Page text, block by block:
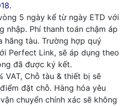
5 ngày kể từ ngày ETD với
nhập. Phí thanh toán chậm áp
hãng tàu. Trường hợp quý
Perfect Link, sẽ áp dụng theo
đã được ký kết.
VAT, Chỗ tàu & thiết bị sẽ
đặt chỗ. Hàng hóa yêu
chuyển chính xác sẽ không